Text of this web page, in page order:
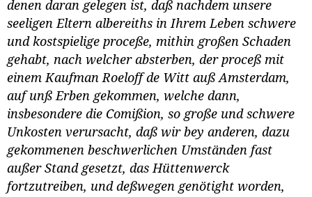
denen daran gelegen ist, daß nachdem unsere
seeligen Eltern albereiths in Ihrem Leben schwere
und kostspielige proceße, mithin großen Schaden
gehabt, nach welcher absterben, der proceß mit
einem Kaufman Roeloff de Witt auß Amsterdam,
auf unß Erben gekommen, welche dann,
insbesondere die Comißion, so große und schwere
Unkosten verursacht, daß wir bey anderen, dazu
gekommenen beschwerlichen Umständen fast
außer Stand gesetzt, das Hüttenwerck
fortzutreiben, und deßwegen genötight worden,